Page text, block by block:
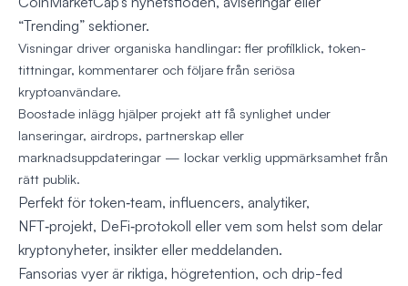
“Trending” sektioner.
Visningar driver organiska handlingar: fler profilklick, token-
tittningar, kommentarer och följare från seriösa
kryptoanvändare.
Boostade inlägg hjälper projekt att få synlighet under
lanseringar, airdrops, partnerskap eller
marknadsuppdateringar — lockar verklig uppmärksamhet från
rätt publik.
Perfekt för token‑team, influencers, analytiker,
NFT‑projekt, DeFi‑protokoll eller vem som helst som delar
kryptonyheter, insikter eller meddelanden.
Fansorias vyer är riktiga, högretention, och drip-fed